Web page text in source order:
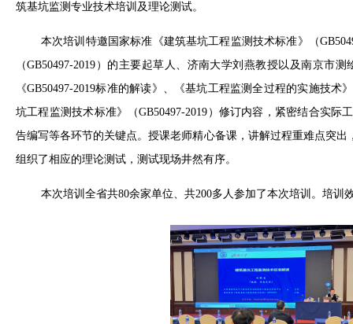
筑基坑监测专业技术培训及理论测试。
本次培训特邀国家标准《建筑基坑工程监测技术标准》（
（GB50497-2019）的主要起草人、济南大学刘燕教授以及南京市
《GB50497-2019标准的解读》、《基坑工程监测全过程的实施技
坑工程监测技术标准》（GB50497-2019）修订内容，紧密结合实
告编写等各环节的关键点。授课老师精心备课，讲解过程重难点突出
组织了相应的理论测试，测试现场井然有序。
本次培训全省共80余家单位、共200多人参加了本次培训。培训